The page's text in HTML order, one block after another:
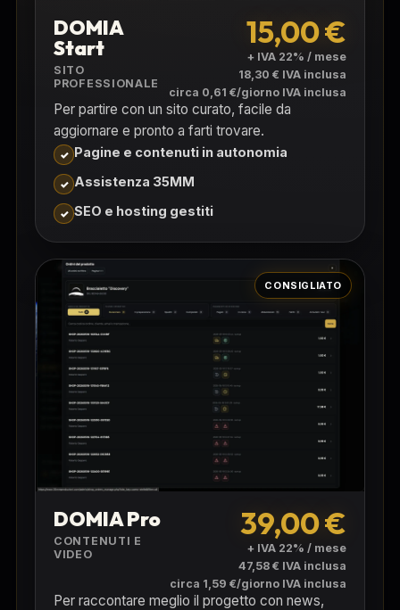
DOMIA
Start
SITO
PROFESSIONALE
15,00 €
+ IVA 22% / mese
18,30 € IVA inclusa
circa 0,61 €/giorno IVA inclusa
Per partire con un sito curato, facile da
aggiornare e pronto a farti trovare.
Pagine e contenuti in autonomia
Assistenza 35MM
SEO e hosting gestiti
CONSIGLIATO
DOMIA Pro
CONTENUTI E
VIDEO
39,00 €
+ IVA 22% / mese
47,58 € IVA inclusa
circa 1,59 €/giorno IVA inclusa
Per raccontare meglio il progetto con news,